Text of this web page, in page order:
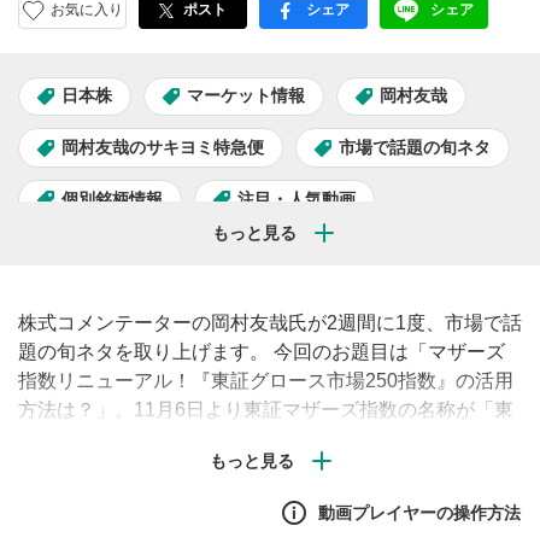
お気に入り ポスト facebook
シェア LINE
シェア
日本株 マーケット情報 岡村友哉
岡村友哉のサキヨミ特急便 市場で話題の旬ネタ
個別銘柄情報 注目・人気動画
株式コメンテーターの岡村友哉氏が2週間に1度、市場で話
題の旬ネタを取り上げます。 今回のお題目は「マザーズ
指数リニューアル！『東証グロース市場250指数』の活用
方法は？」。11月6日より東証マザーズ指数の名称が「東
とは何だったのか振り返り、この先の指数の活用方法を解
動画プレイヤーの操作方法